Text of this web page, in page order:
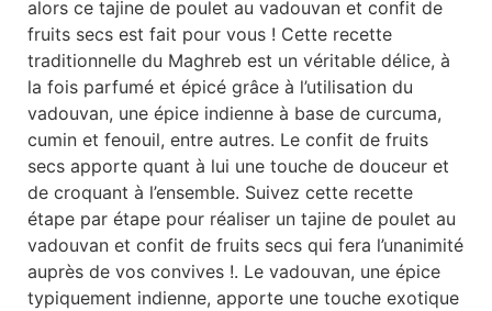
alors ce tajine de poulet au vadouvan et confit de
fruits secs est fait pour vous ! Cette recette
traditionnelle du Maghreb est un véritable délice, à
la fois parfumé et épicé grâce à l’utilisation du
vadouvan, une épice indienne à base de curcuma,
cumin et fenouil, entre autres. Le confit de fruits
secs apporte quant à lui une touche de douceur et
de croquant à l’ensemble. Suivez cette recette
étape par étape pour réaliser un tajine de poulet au
vadouvan et confit de fruits secs qui fera l’unanimité
auprès de vos convives !. Le vadouvan, une épice
typiquement indienne, apporte une touche exotique